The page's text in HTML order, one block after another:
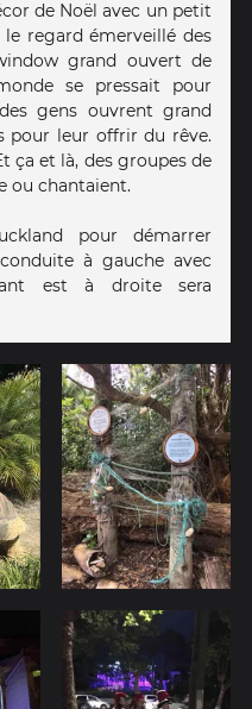
de Noël avec un petit
regard émerveillé des
grand ouvert de
se pressait pour
gens ouvrent grand
pour leur offrir du rêve.
ça et là, des groupes de
ou chantaient.
pour démarrer
à gauche avec
est à droite sera